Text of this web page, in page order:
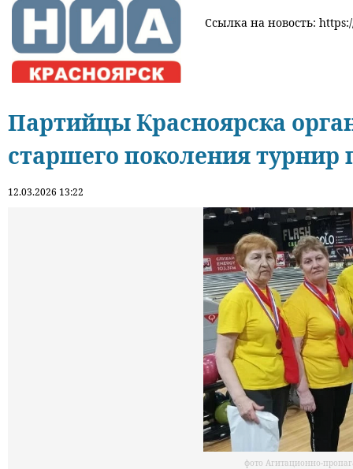
Ссылка на новость:
Партийцы Красноярска
старшего поколения турнир
12.03.2026 13:22
фото Агитационно-